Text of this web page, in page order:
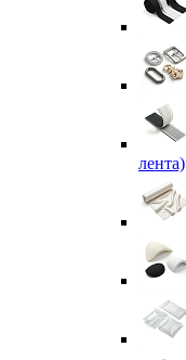
лента)